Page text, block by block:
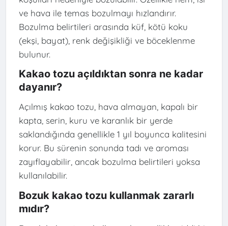
ve hava ile temas bozulmayı hızlandırır.
Bozulma belirtileri arasında küf, kötü koku
(ekşi, bayat), renk değişikliği ve böceklenme
bulunur.
Kakao tozu açıldıktan sonra ne kadar
dayanır?
Açılmış kakao tozu, hava almayan, kapalı bir
kapta, serin, kuru ve karanlık bir yerde
saklandığında genellikle 1 yıl boyunca kalitesini
korur. Bu sürenin sonunda tadı ve aroması
zayıflayabilir, ancak bozulma belirtileri yoksa
kullanılabilir.
Bozuk kakao tozu kullanmak zararlı
mıdır?